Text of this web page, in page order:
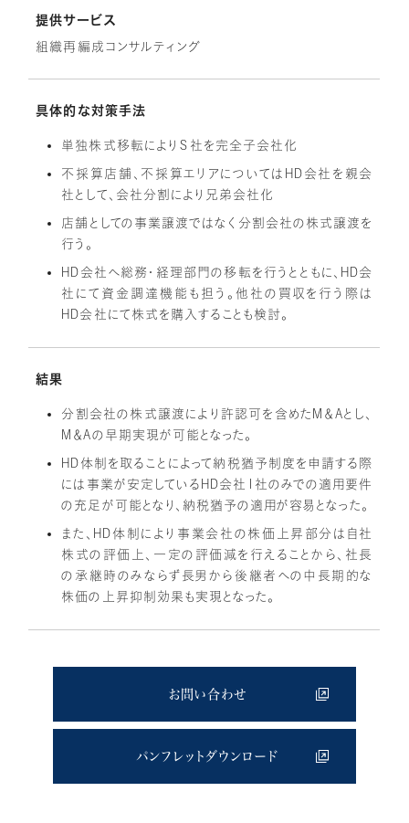
提供サービス
組織再編成コンサルティング
具体的な対策手法
単独株式移転によりＳ社を完全子会社化
不採算店舗、不採算エリアについてはHD会社を親会
社として、会社分割により兄弟会社化
店舗としての事業譲渡ではなく分割会社の株式譲渡を
行う。
HD会社へ総務・経理部門の移転を行うとともに、HD会
社にて資金調達機能も担う。他社の買収を行う際は
HD会社にて株式を購入することも検討。
結果
分割会社の株式譲渡により許認可を含めたM＆Aとし、
M＆Aの早期実現が可能となった。
HD体制を取ることによって納税猶予制度を申請する際
には事業が安定しているHD会社1社のみでの適用要件
の充足が可能となり、納税猶予の適用が容易となった。
また、HD体制により事業会社の株価上昇部分は自社
株式の評価上、一定の評価減を行えることから、社長
の承継時のみならず長男から後継者への中長期的な
株価の上昇抑制効果も実現となった。
お問い合わせ
パンフレットダウンロード